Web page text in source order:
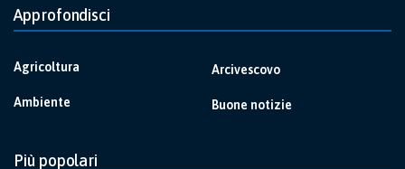
Approfondisci
Agricoltura
Ambiente
Arcivescovo
Buone notizie
Più popolari